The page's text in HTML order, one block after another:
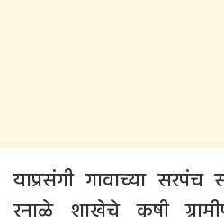
याप्रसंगी गावाच्या सरपंच